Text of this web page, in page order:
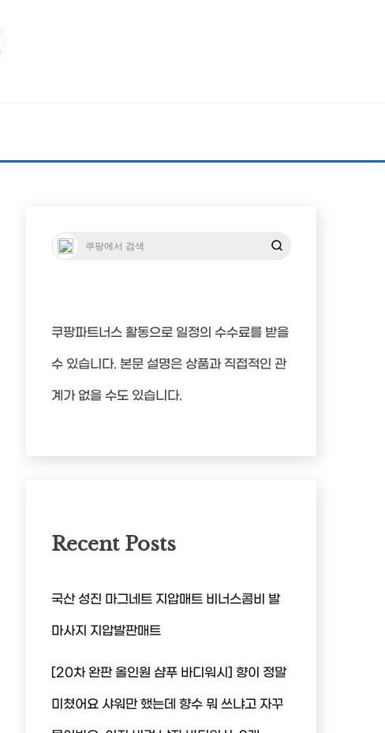
쿠팡파트너스 활동으로 일정의 수수료를 받을
수 있습니다. 본문 설명은 상품과 직접적인 관
계가 없을 수도 있습니다.
Recent Posts
국산 성진 마그네트 지압매트 비너스콤비 발
마사지 지압발판매트
[20차 완판 올인원 샴푸 바디워시] 향이 정말
미쳤어요 샤워만 했는데 향수 뭐 쓰냐고 자꾸